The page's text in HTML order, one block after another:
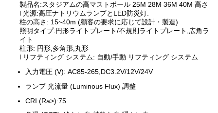
製品名:スタジアムの高マストポール 25M 28M 36M 40M 高さ
l 光源:高圧ナトリウムランプとLED防災灯.
柱の高さ: 15~40m (顧客の要求に応じて設計・製造)
照明タイプ:円形ライトプレート/不規則ライトプレート,広角ラ
イト
柱形: 円形,多角形,丸形
l リフティング システム: 自動/手動 リフティング システム
入力電圧 (V): AC85-265,DC3.2V/12V/24V
ランプ 光流量 (Luminous Flux) 調整
CRI (Ra>):75